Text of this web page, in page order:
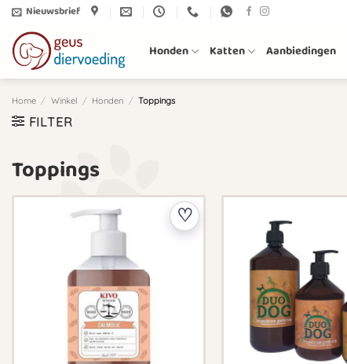
Ga
naar
inhoud
Nieuwsbrief
Honden Katten Aanbiedingen
Home / Winkel / Honden / Toppings
FILTER
Toppings